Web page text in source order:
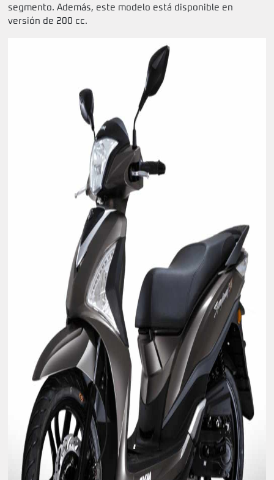
segmento. Además, este modelo está disponible en
versión de 200 cc.